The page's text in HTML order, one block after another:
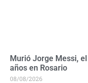
Murió Jorge Messi,
años en Rosario
08/08/2026